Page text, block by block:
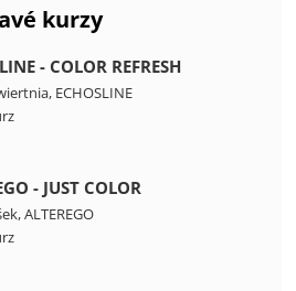
kurzy
- COLOR REFRESH
, ECHOSLINE
- JUST COLOR
,ALTEREGO